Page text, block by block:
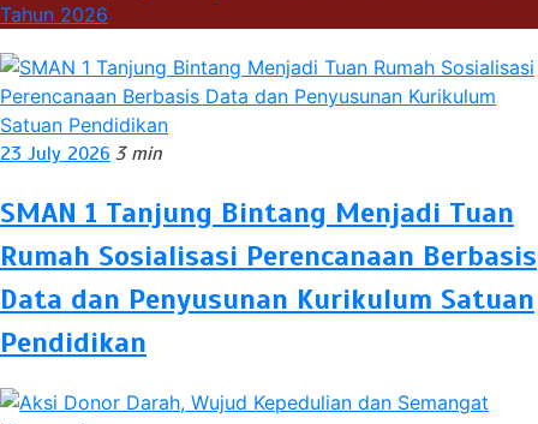
Tahun 2026
23 July 2026 3 min
SMAN 1 Tanjung Bintang Menjadi Tuan
Rumah Sosialisasi Perencanaan Berbasis
Data dan Penyusunan Kurikulum Satuan
Pendidikan